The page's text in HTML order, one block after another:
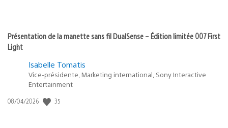
Présentation de la manette sans fil DualSense – Édition limitée 007 First
Light
Isabelle Tomatis
Vice-présidente, Marketing international, Sony Interactive
Entertainment
Date
08/04/2026 35